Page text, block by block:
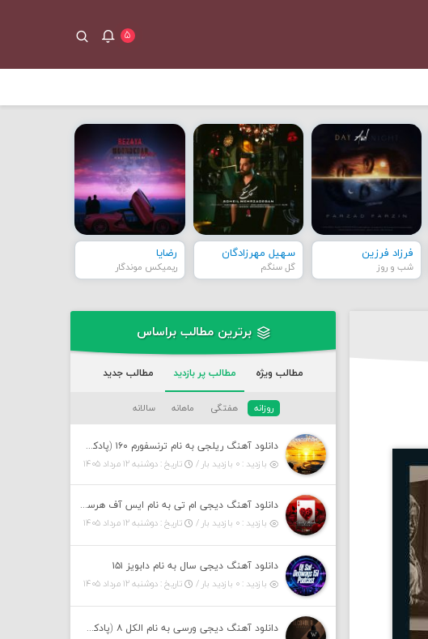
۵
فرزاد فرزین
شب و روز
سهیل مهرزادگان
گل سنگم
رضایا
ریمیکس موندگار
برترین مطالب براساس
مطالب ویژه مطالب پر بازدید مطالب جدید
روزانه هفتگی ماهانه سالانه
دانلود آهنگ ریلجی به نام ترنسفورم ۱۶۰ (پادکست)
بازدید : ۰ بازدید بار /
تاریخ : دوشنبه ۱۲ مرداد ۱۴۰۵
دانلود آهنگ دیجی ام تی به نام ایس آف هرست ۱
بازدید : ۰ بازدید بار /
تاریخ : دوشنبه ۱۲ مرداد ۱۴۰۵
دانلود آهنگ دیجی سال به نام دابویز ۱۵۱
بازدید : ۰ بازدید بار /
تاریخ : دوشنبه ۱۲ مرداد ۱۴۰۵
دانلود آهنگ دیجی ورسی به نام الکل ۸ (پادکست)